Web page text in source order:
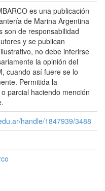
es una publicación
de Marina Argentina
son de responsabilidad
y se publican
no debe inferirse
la opinión del
cuando así fuere se lo
Permitida la
parcial haciendo mención
handle/1847939/3488